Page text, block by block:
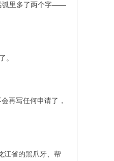
弧里多了两个字——
。
再写任何申请了，
江省的黑爪牙、帮